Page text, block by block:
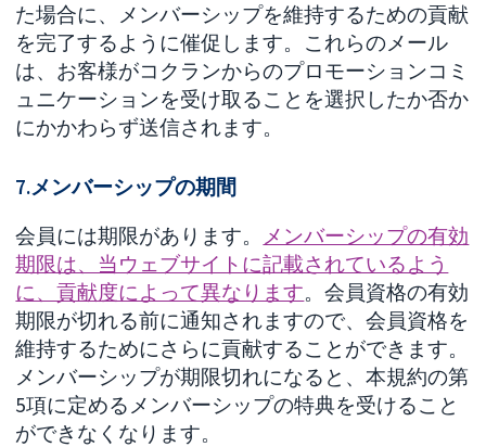
た場合に、メンバーシップを維持するための貢献
を完了するように催促します。これらのメール
は、お客様がコクランからのプロモーションコミ
ュニケーションを受け取ることを選択したか否か
にかかわらず送信されます。
7.メンバーシップの期間
会員には期限があります。 メンバーシップの有効
期限は、当ウェブサイトに記載されているよう
に、貢献度によって異なります。会員資格の有効
期限が切れる前に通知されますので、会員資格を
維持するためにさらに貢献することができます。
メンバーシップが期限切れになると、本規約の第
5項に定めるメンバーシップの特典を受けること
ができなくなります。